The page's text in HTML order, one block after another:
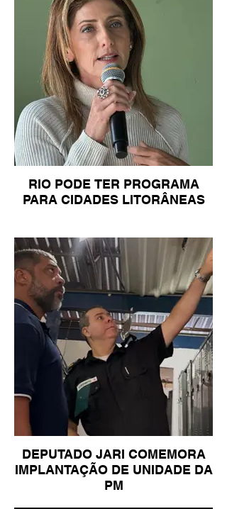
RIO PODE TER PROGRAMA
PARA CIDADES LITORÂNEAS
DEPUTADO JARI COMEMORA
IMPLANTAÇÃO DE UNIDADE DA
PM